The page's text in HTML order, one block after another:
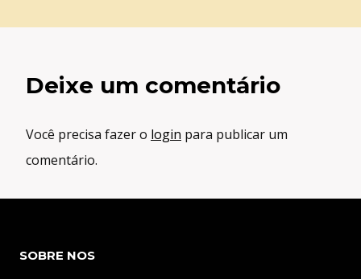
Deixe um comentário
Você precisa fazer o login para publicar um
comentário.
SOBRE NOS